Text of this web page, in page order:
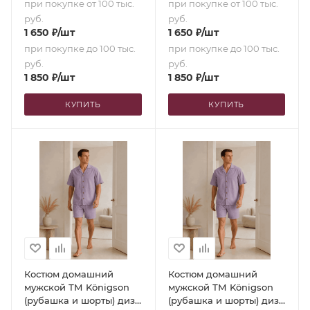
при покупке от 100 тыс.
руб.
1 650 ₽/шт
при покупке до 100 тыс.
руб.
1 850 ₽/шт
КУПИТЬ
при покупке от 100 тыс.
руб.
1 650 ₽/шт
при покупке до 100 тыс.
руб.
1 850 ₽/шт
КУПИТЬ
Костюм домашний
мужской ТМ Königson
(рубашка и шорты) диз.
Костюм домашний
мужской ТМ Königson
(рубашка и шорты) диз.